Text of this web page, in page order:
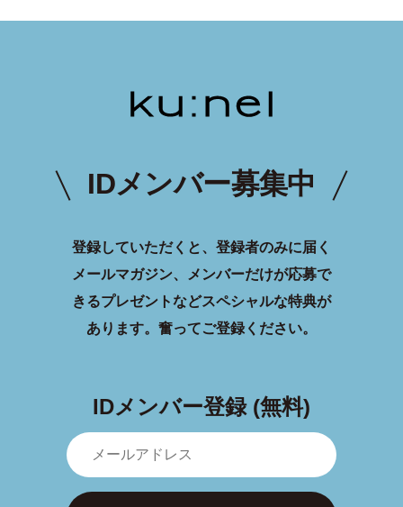
IDメンバー募集中
登録していただくと、登録者のみに届く
メールマガジン、メンバーだけが応募で
きるプレゼントなどスペシャルな特典が
あります。 奮ってご登録ください。
IDメンバー登録 (無料)